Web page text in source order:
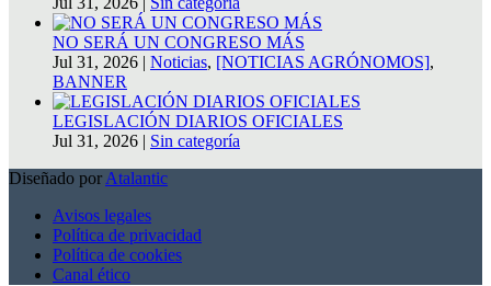
NO SERÁ UN CONGRESO MÁS
Jul 31, 2026 | Noticias, [NOTICIAS AGRÓNOMOS],
BANNER
LEGISLACIÓN DIARIOS OFICIALES
Jul 31, 2026 | Sin categoría
Diseñado por Atalantic
Avisos legales
Política de privacidad
Política de cookies
Canal ético